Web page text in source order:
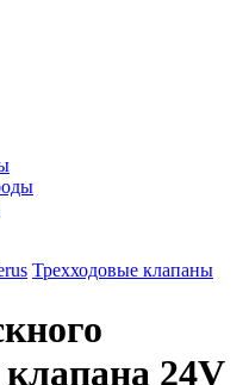
Трехходовые клапаны
клапана 24V